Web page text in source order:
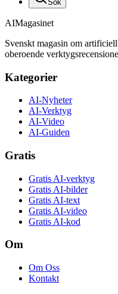
Sök
AIMagasinet
Svenskt magasin om
oberoende
Kategorier
AI-Nyheter
AI-Verktyg
AI-Video
AI-Guiden
Gratis
Gratis AI-verktyg
Gratis AI-bilder
Gratis AI-text
Gratis AI-video
Gratis AI-kod
Om
Om Oss
Kontakt